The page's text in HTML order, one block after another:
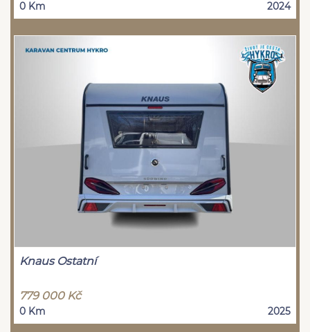
0 Km 2024
Knaus Ostatní
779 000 Kč
0 Km 2025